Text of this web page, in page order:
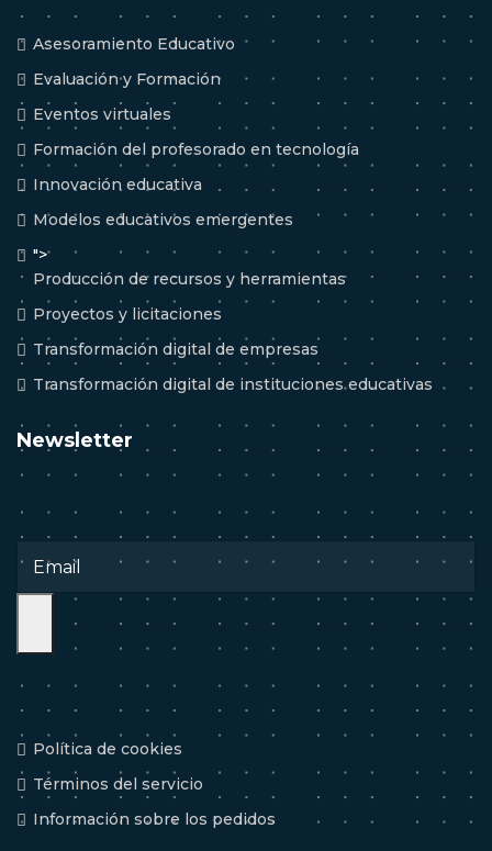
Asesoramiento Educativo
Evaluación y Formación
Eventos virtuales
Formación del profesorado en tecnología
Innovación educativa
Modelos educativos emergentes
">
Producción de recursos y herramientas
Proyectos y licitaciones
Transformación digital de empresas
Transformación digital de instituciones educativas
Newsletter
Política de cookies
Términos del servicio
Información sobre los pedidos